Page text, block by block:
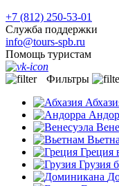
+7 (812) 250-53-01
Служба поддержки
info@tours-spb.ru
Помощь туристам
Фильтры
Греция
Грузия